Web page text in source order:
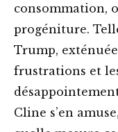
consommation,
progéniture.
Trump,
frustrations et
Cline s’en